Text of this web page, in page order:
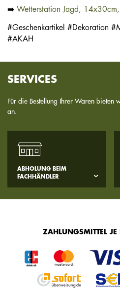
➡️ Wetterstation Jagd,
#Geschenkartikel #Dekoration
#AKAH
SERVICES
Für die Bestellung Ihrer Waren bieten
an.
ABHOLUNG BEIM
FACHHÄNDLER
ZAHLUNGSMITTEL